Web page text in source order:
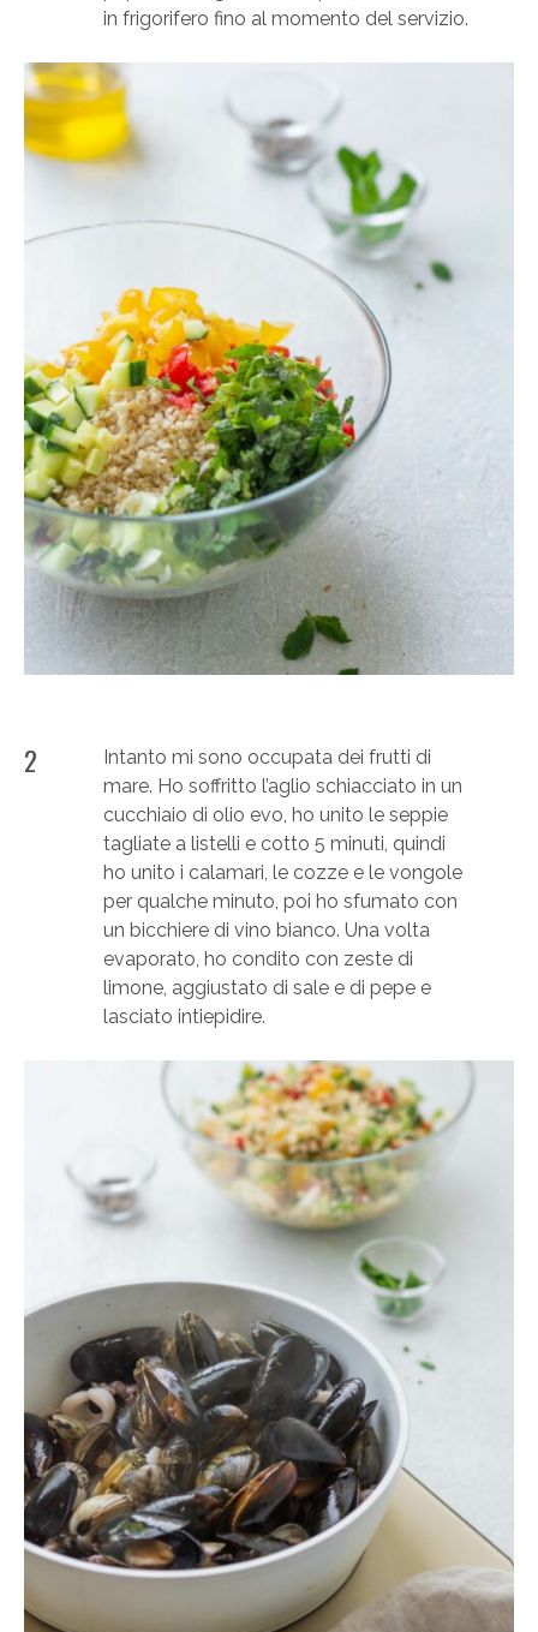
in frigorifero fino al momento del servizio.
2
Intanto mi sono occupata dei frutti di
mare. Ho soffritto l’aglio schiacciato in un
cucchiaio di olio evo, ho unito le seppie
tagliate a listelli e cotto 5 minuti, quindi
ho unito i calamari, le cozze e le vongole
per qualche minuto, poi ho sfumato con
un bicchiere di vino bianco. Una volta
evaporato, ho condito con zeste di
limone, aggiustato di sale e di pepe e
lasciato intiepidire.